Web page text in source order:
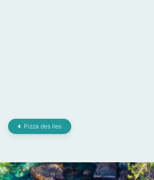
Pizza des iles